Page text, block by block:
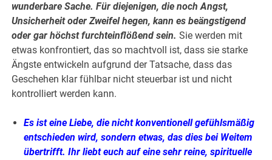
wunderbare Sache. Für diejenigen, die noch Angst,
Unsicherheit oder Zweifel hegen, kann es beängstigend
oder gar höchst furchteinflößend sein. Sie werden mit
etwas konfrontiert, das so machtvoll ist, dass sie starke
Ängste entwickeln aufgrund der Tatsache, dass das
Geschehen klar fühlbar nicht steuerbar ist und nicht
kontrolliert werden kann.
Es ist eine Liebe, die nicht konventionell gefühlsmäßig
entschieden wird, sondern etwas, das dies bei Weitem
übertrifft. Ihr liebt euch auf eine sehr reine, spirituelle